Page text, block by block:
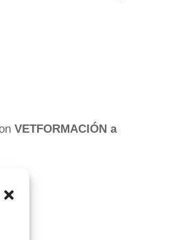
VETFORMACIÓN a